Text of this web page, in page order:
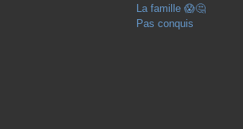
La famille 😱🤔
Pas conquis